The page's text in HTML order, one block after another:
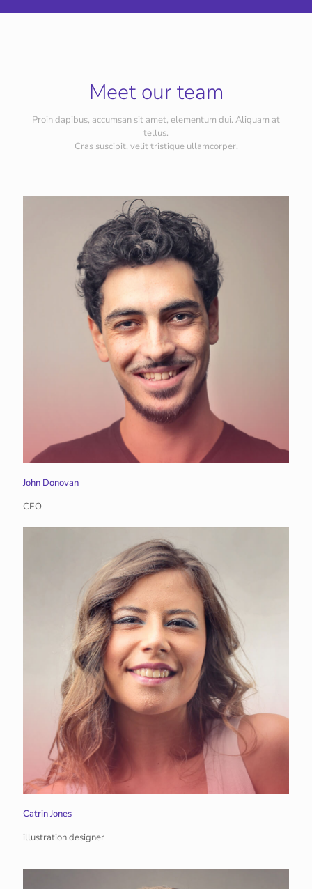
Meet our team
Proin dapibus, accumsan sit amet, elementum dui. Aliquam at
tellus.
Cras suscipit, velit tristique ullamcorper.
John Donovan
CEO
Catrin Jones
illustration designer